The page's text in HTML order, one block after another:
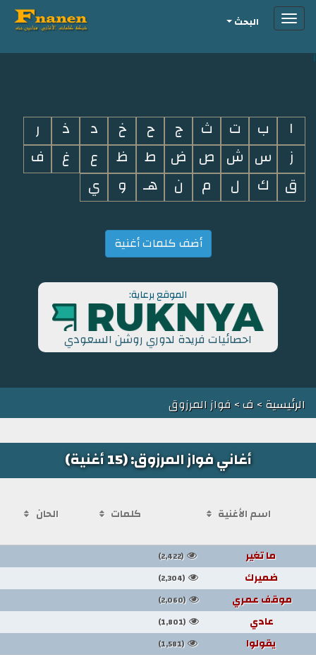
i
Toggleالبحث
ا ب ت ث ج ح خ د ذ
ر
ز
س ش ص ض ط ظ ع غ
ف
ق
ك ل م ن هـ و ي
أضف كلمات أغنية
الموقع برعاية:
احصائيات فريدة لدوري روشن السعودي
الرئيسية> ف> فواز المرزوق
أغاني فواز المرزوق: (15 أغنية)
اسم الأغنية كلمات الحان
ما تغير (2,422)
ضميرك (2,304)
موقف عمري (2,060)
عادي (1,801)
يقولوا (1,581)